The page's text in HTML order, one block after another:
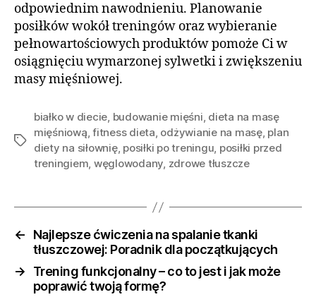
odpowiednim nawodnieniu. Planowanie
posiłków wokół treningów oraz wybieranie
pełnowartościowych produktów pomoże Ci w
osiągnięciu wymarzonej sylwetki i zwiększeniu
masy mięśniowej.
Tagi
białko w diecie, budowanie mięśni, dieta na masę
mięśniową,fitness dieta, odżywianie na masę, plan
diety na siłownię, posiłki po treningu, posiłki przed
treningiem, węglowodany, zdrowe tłuszcze
←
Najlepsze ćwiczenia na spalanie tkanki
tłuszczowej: Poradnik dla początkujących
→
Trening funkcjonalny – co to jest i jak może
poprawić twoją formę?